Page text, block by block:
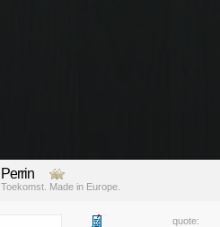
Perrin
Toekomst. Made in Europe.
quote: